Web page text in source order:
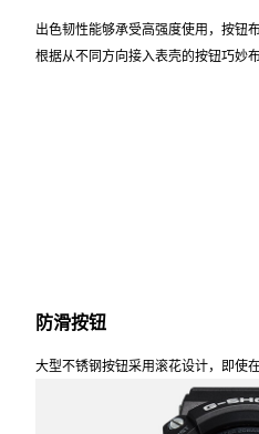
出色韧性能够承受高强度使用，按钮
根据从不同方向接入表壳的按钮巧妙
防滑按钮
大型不锈钢按钮采用滚花设计，即使